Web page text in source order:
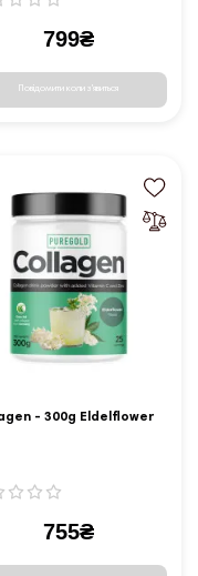
799₴
Повідомити коли з'явиться
- 300g Eldelflower
755₴